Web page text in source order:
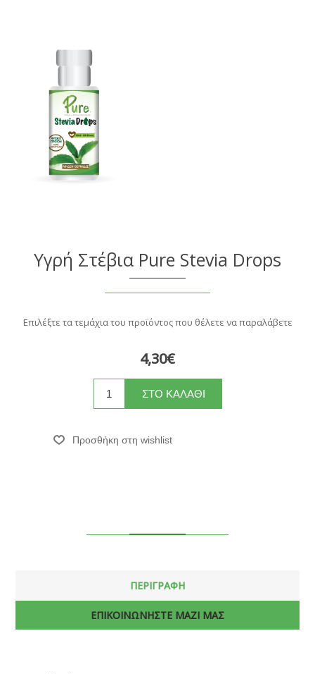
Υγρή Στέβια Pure Stevia Drops
Επιλέξτε τα τεμάχια του προϊόντος που θέλετε να παραλάβετε
4,30€
ΠΕΡΙΓΡΑΦΗ
ΕΠΙΚΟΙΝΩΝΗΣΤΕ ΜΑΖΙ ΜΑΣ